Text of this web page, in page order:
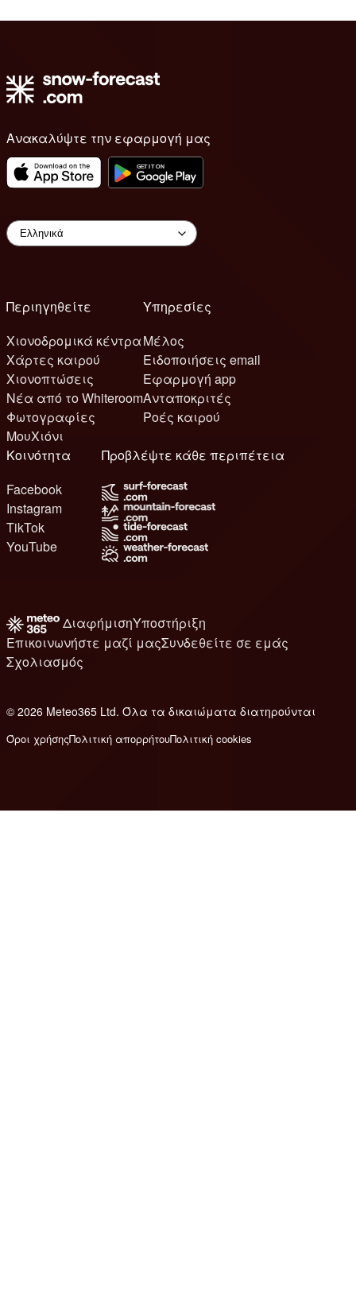
Ανακαλύψτε την εφαρμογή μας
Περιηγηθείτε
Χιονοδρομικά κέντρα
Χάρτες καιρού
Χιονοπτώσεις
Νέα από το Whiteroom
Φωτογραφίες
ΜουΧιόνι
Υπηρεσίες
Μέλος
Ειδοποιήσεις email
Εφαρμογή app
Ανταποκριτές
Ροές καιρού
Κοινότητα
Facebook
Instagram
TikTok
YouTube
Προβλέψτε κάθε περιπέτεια
ΔιαφήμισηΥποστήριξη
Επικοινωνήστε μαζί μαςΣυνδεθείτε σε εμάς
Σχολιασμός
© 2026 Meteo365 Ltd. Όλα τα δικαιώματα διατηρούνται
Όροι χρήσηςΠολιτική απορρήτουΠολιτική cookies